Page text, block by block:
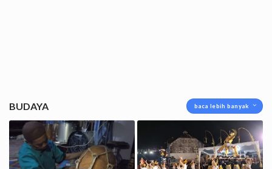
BUDAYA baca lebih banyak